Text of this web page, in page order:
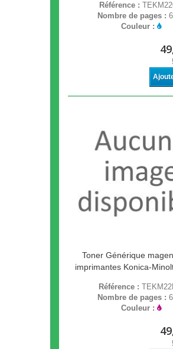
Référence :
Nombre de pages :
Couleur :
Toner Générique
imprimantes Konica-
Référence :
Nombre de pages :
Couleur :